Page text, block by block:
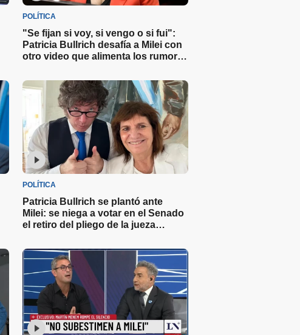
POLÍTICA
"Se fijan si voy, si vengo o si fui":
Patricia Bullrich desafía a Milei con
otro video que alimenta los rumores
POLÍTICA
Patricia Bullrich se plantó ante
Milei: se niega a votar en el Senado
el retiro del pliego de la jueza